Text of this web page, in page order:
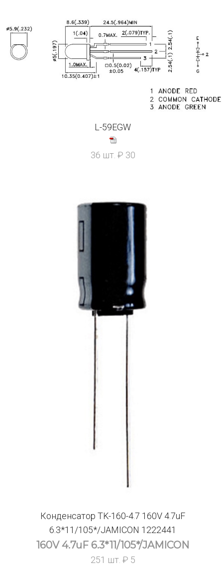
L-59EGW
36 шт. ₽ 30
Конденсатор TK-160-4.7 160V 4.7uF
6.3*11/105*/JAMICON 1222441
160V 4.7uF 6.3*11/105*/JAMICON
251 шт. ₽ 5